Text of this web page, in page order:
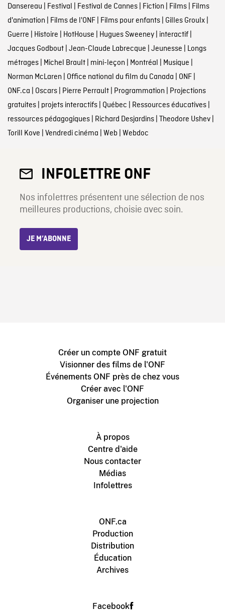
Dansereau | Festival | Festival de Cannes| Fiction | Films| Films
d'animation | Films de l'ONF| Films pour enfants| Gilles Groulx|
Guerre | Histoire | HotHouse | Hugues Sweeney| interactif|
Jacques Godbout| Jean-Claude Labrecque | Jeunesse | Longs
métrages| Michel Brault| mini-leçon | Montréal | Musique |
Norman McLaren | Office national du film du Canada | ONF|
ONF.ca | Oscars| Pierre Perrault| Programmation | Projections
gratuites| projets interactifs| Québec | Ressources éducatives|
ressources pédagogiques| Richard Desjardins| Theodore Ushev|
Torill Kove | Vendredi cinéma | Web | Webdoc
INFOLETTRE ONF
Nos infolettres présentent une sélection de nos
meilleures productions, choisie avec soin.
JE M’ABONNE
Créer un compte ONF gratuit
Visionner des films de l'ONF
Événements ONF près de chez vous
Créer avec l'ONF
Organiser une projection
À propos
Centre d'aide
Nous contacter
Médias
Infolettres
ONF.ca
Production
Distribution
Éducation
Archives
Facebook